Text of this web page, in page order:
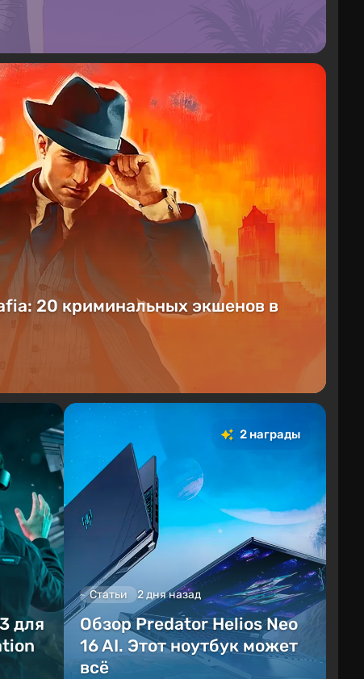
20 криминальных экшенов в
для
2 награды
Статьи 2 дня назад
Обзор Predator Helios Neo
16 AI. Этот ноутбук может
всё